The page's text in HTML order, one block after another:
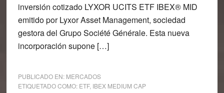
inversión cotizado LYXOR UCITS ETF IBEX® MID
emitido por Lyxor Asset Management, sociedad
gestora del Grupo Société Générale. Esta nueva
incorporación supone […]
PUBLICADO EN: MERCADOS
ETIQUETADO COMO: ETF, IBEX MEDIUM CAP